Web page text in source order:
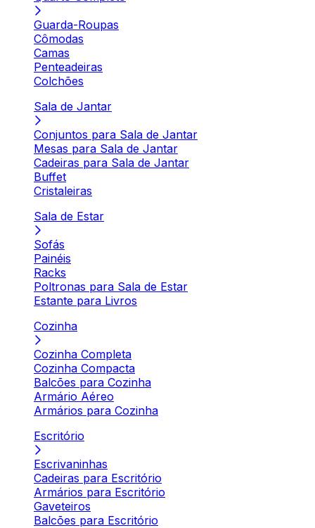
Guarda-Roupas
Cômodas
Camas
Penteadeiras
Colchões
Sala de Jantar
Conjuntos para Sala de Jantar
Mesas para Sala de Jantar
Cadeiras para Sala de Jantar
Buffet
Cristaleiras
Sala de Estar
Sofás
Painéis
Racks
Poltronas para Sala de Estar
Estante para Livros
Cozinha
Cozinha Completa
Cozinha Compacta
Balcões para Cozinha
Armário Aéreo
Armários para Cozinha
Escritório
Escrivaninhas
Cadeiras para Escritório
Armários para Escritório
Gaveteiros
Balcões para Escritório